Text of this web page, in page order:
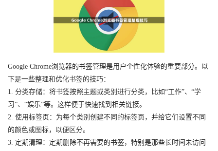
Google Chrome浏览器的书签管理是用户个性化体验的重要部分。以
下是一些整理和优化书签的技巧：
1. 分类存储：将书签按照主题或类别进行分类，比如“工作”、“学
习”、“娱乐”等。这样便于快速找到相关链接。
2. 使用标签页：为每个类别创建不同的标签页，并给它们设置不同
的颜色或图标，以便区分。
3. 定期清理：定期删除不再需要的书签，特别是那些长时间未访问